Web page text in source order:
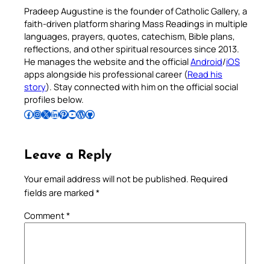
Pradeep Augustine is the founder of Catholic Gallery, a
faith-driven platform sharing Mass Readings in multiple
languages, prayers, quotes, catechism, Bible plans,
reflections, and other spiritual resources since 2013.
He manages the website and the officialAndroid/iOS
apps alongside his professional career (Read his
story). Stay connected with him on the official social
profiles below.
Follow Pradeep on Facebook Follow Pradeep on InstagramFollow Pradeep on X Follow Pradeep on LinkedIn Follow Pradeep on Pinterest Subscribe to Pradeep’s Youtube Channel Follow Pradeep on WordPress Follow Pradeep on GitHub
Leave a Reply
Your email address will not be published. Required
fields are marked *
Comment*